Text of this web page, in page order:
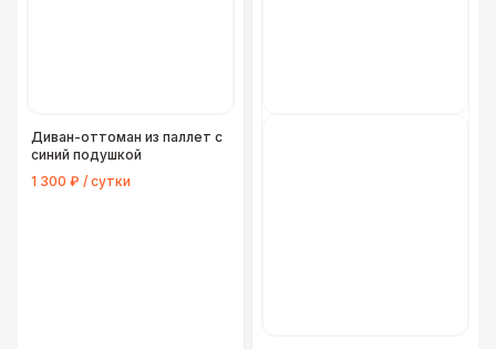
Диван-оттоман из паллет с
синий подушкой
1 300 ₽ / сутки